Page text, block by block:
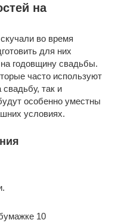
на
во время
для них
годовщину свадьбы.
часто используют
так и
особенно уместны
условиях.
10